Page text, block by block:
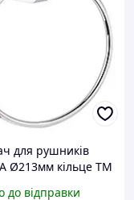
для рушників
Ø213мм кільце ТМ
до відправки